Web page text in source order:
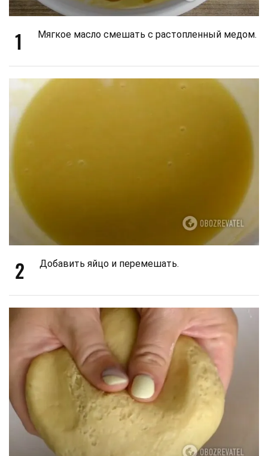
1 Мягкое масло смешать с растопленный медом.
2 Добавить яйцо и перемешать.